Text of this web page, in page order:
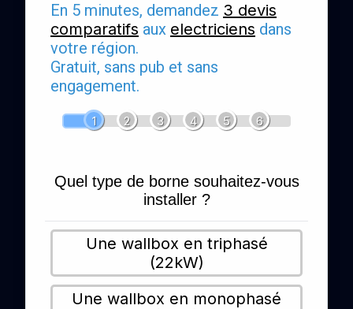
En 5 minutes, demandez 3 devis
comparatifs aux electriciens dans
votre région.
Gratuit, sans pub et sans
engagement.
1 2 3 4 5 6
Quel type de borne souhaitez-vous
installer ?
Une wallbox en triphasé
(22kW)
Une wallbox en monophasé